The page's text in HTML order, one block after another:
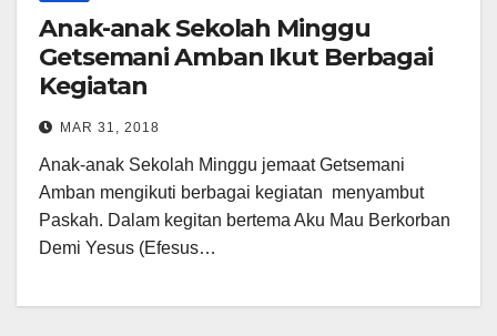
Anak-anak Sekolah Minggu
Getsemani Amban Ikut Berbagai
Kegiatan
MAR 31, 2018
Anak-anak Sekolah Minggu jemaat Getsemani
Amban mengikuti berbagai kegiatan menyambut
Paskah. Dalam kegitan bertema Aku Mau Berkorban
Demi Yesus (Efesus…